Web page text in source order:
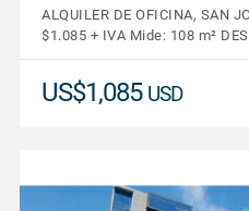
ALQUILER DE OFICINA, SAN
$1.085 + IVA Mide: 108 m²
US$1,085 USD